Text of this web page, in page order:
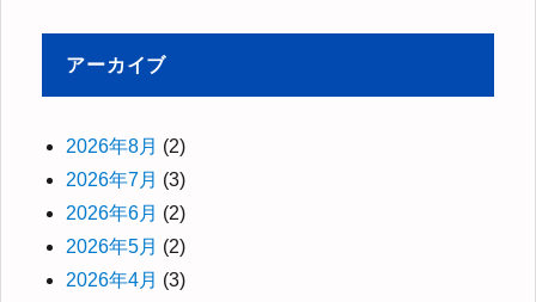
アーカイブ
2026年8月 (2)
2026年7月 (3)
2026年6月 (2)
2026年5月 (2)
2026年4月 (3)